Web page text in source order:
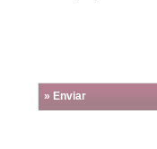
» Enviar